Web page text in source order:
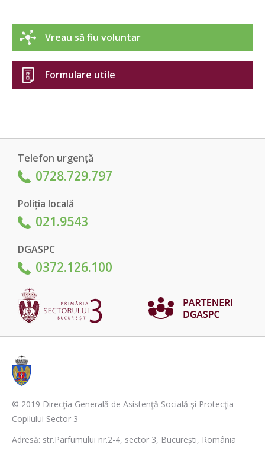
Vreau să fiu voluntar
Formulare utile
Telefon urgență
0728.729.797
Poliția locală
021.9543
DGASPC
0372.126.100
© 2019 Direcţia Generală de Asistenţă Socială şi Protecţia
Copilului Sector 3
Adresă: str.Parfumului nr.2-4, sector 3, București, România